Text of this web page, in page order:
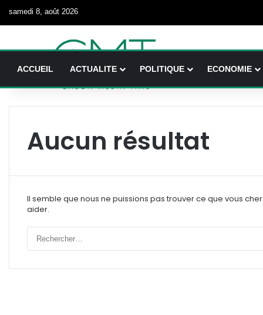
samedi 8, août 2026
ACCUEIL ACTUALITE POLITIQUE ECONOMIE
Aucun résultat
Il semble que nous ne puissions pas trouver ce que vous
aider.